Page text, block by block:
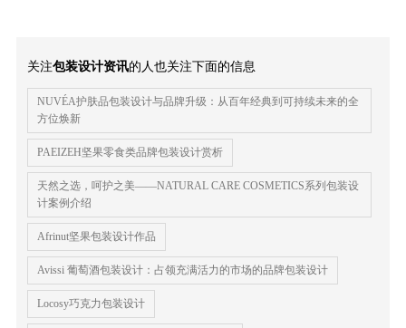
关注包装设计资讯的人也关注下面的信息
NUVÉA护肤品包装设计与品牌升级：从百年经典到可持续未来的全
方位焕新
PAEIZEH坚果零食类品牌包装设计赏析
天然之选，呵护之美——NATURAL CARE COSMETICS系列包装设
计案例介绍
Afrinut坚果包装设计作品
Avissi 葡萄酒包装设计：占领充满活力的市场的品牌包装设计
Locosy巧克力包装设计